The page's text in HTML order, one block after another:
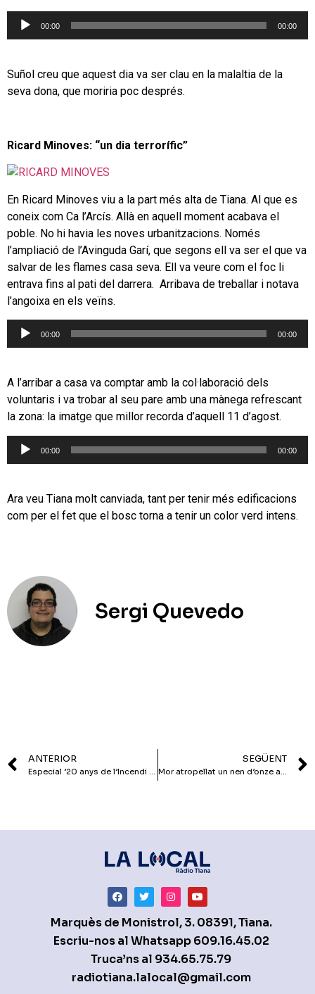
Reproductor
00:00 00:00
Suñol creu que aquest dia va ser clau en la malaltia de la
seva dona, que moriria poc després.
Ricard Minoves: “un dia terrorífic”
En Ricard Minoves viu a la part més alta de Tiana. Al que es
coneix com Ca l’Arcís. Allà en aquell moment acabava el
poble. No hi havia les noves urbanitzacions. Només
l’ampliació de l’Avinguda Garí, que segons ell va ser el que va
salvar de les flames casa seva. Ell va veure com el foc li
entrava fins al pati del darrera. Arribava de treballar i notava
l’angoixa en els veïns.
Reproductor
00:00 00:00
A l’arribar a casa va comptar amb la col·laboració dels
voluntaris i va trobar al seu pare amb una mànega refrescant
la zona: la imatge que millor recorda d’aquell 11 d’agost.
Reproductor
00:00 00:00
Ara veu Tiana molt canviada, tant per tenir més edificacions
com per el fet que el bosc torna a tenir un color verd intens.
Sergi Quevedo
ANTERIOR
Especial ’20 anys de l’Incendi del 94′
SEGÜENT
Mor atropellat un nen d’onze anys a l’estació de Montgat
Marquès de Monistrol, 3. 08391, Tiana.
Escriu-nos al Whatsapp609.16.45.02
Truca’ns al 934.65.75.79
radiotiana.lalocal@gmail.com